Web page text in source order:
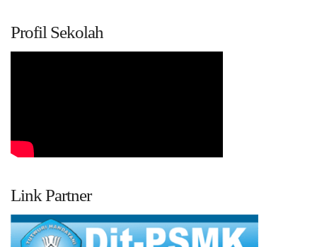
Profil Sekolah
Link Partner